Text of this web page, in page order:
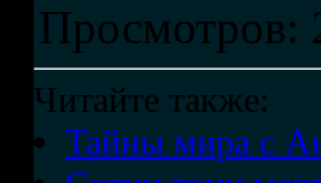
Просмотров:
Читайте также:
Тайны мира с